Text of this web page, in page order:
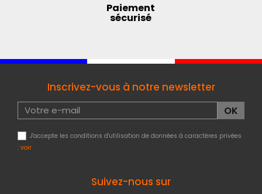
Paiement
sécurisé
Inscrivez-vous à notre newsletter
J'accepte les conditions d'utilisation de données à caractères privées
: voir
Suivez-nous sur